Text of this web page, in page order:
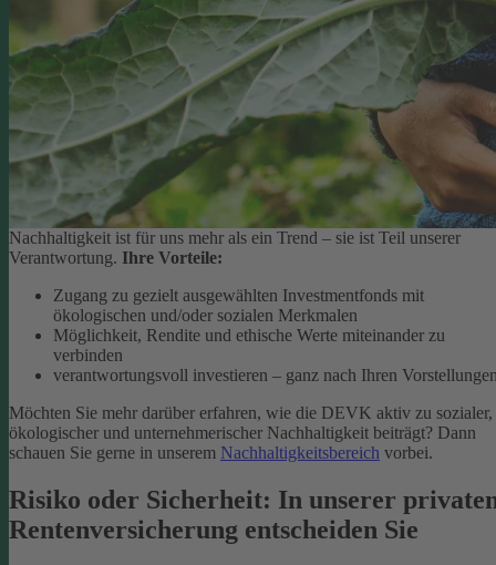
Nachhaltigkeit ist für uns mehr als ein Trend – sie ist Teil unserer
Verantwortung. Ihre Vorteile:
Zugang zu gezielt ausgewählten Investmentfonds mit
ökologischen und/oder sozialen Merkmalen
Möglichkeit, Rendite und ethische Werte miteinander zu
verbinden
verantwortungsvoll investieren – ganz nach Ihren
Möchten Sie mehr darüber erfahren, wie die DEVK aktiv zu sozialer,
ökologischer und unternehmerischer Nachhaltigkeit beiträgt? Dann
schauen Sie gerne in unserem Nachhaltigkeitsbereich vorbei.
Risiko oder Sicherheit: In unserer
Rentenversicherung entscheiden Sie